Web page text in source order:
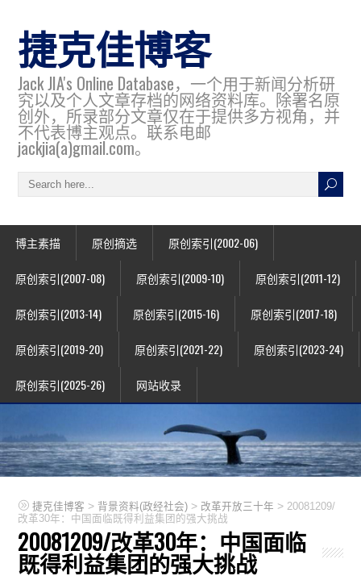
捷克佳博客
Jack JIA's Online Database，一个用于新闻分析研
究以及个人文章存档的网络资料库。除署名原
创外，所录部分文章仅在于提供多方视角，并
不代表博主观点。联系电邮
jackjia(a)gmail.com。
博主素描 原创摘选 原创索引(2002-06)
原创索引(2007-08) 原创索引(2009-10) 原创索引(2011-12)
原创索引(2013-14) 原创索引(2015-16) 原创索引(2017-18)
原创索引(2019-20) 原创索引(2021-22) 原创索引(2023-24)
原创索引(2025-26) 网站收录
捷克佳博客 > 背景资料(政经社会) > 改革开放三十年 > 20081209/
改革30年：中国面临既得利益集团的强大挑战
20081209/改革30年：中国面临
既得利益集团的强大挑战